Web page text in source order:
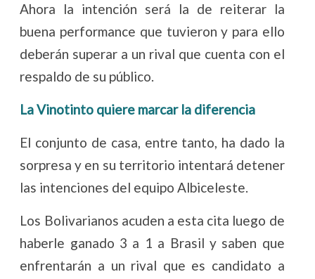
Ahora la intención será la de reiterar la
buena performance que tuvieron y para ello
deberán superar a un rival que cuenta con el
respaldo de su público.
La Vinotinto quiere marcar la diferencia
El conjunto de casa, entre tanto, ha dado la
sorpresa y en su territorio intentará detener
las intenciones del equipo Albiceleste.
Los Bolivarianos acuden a esta cita luego de
haberle ganado 3 a 1 a Brasil y saben que
enfrentarán a un rival que es candidato a